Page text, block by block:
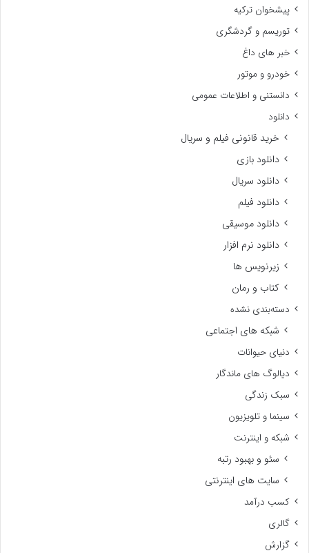
پیشخوان ترکیه
توریسم و گردشگری
خبر های داغ
خودرو و موتور
دانستنی و اطلاعات عمومی
دانلود
خرید قانونی فیلم و سریال
دانلود بازی
دانلود سریال
دانلود فیلم
دانلود موسیقی
دانلود نرم افزار
زیرنویس ها
کتاب و رمان
دسته‌بندی نشده
شبکه های اجتماعی
دنیای حیوانات
دیالوگ های ماندگار
سبک زندگی
سینما و تلویزیون
شبکه و اینترنت
سئو و بهبود رتبه
سایت های اینترنتی
کسب درآمد
گالری
گزارش